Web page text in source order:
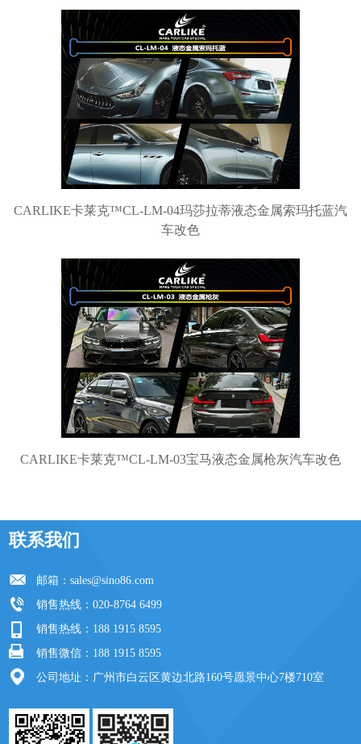
CARLIKE卡莱克™CL-LM-04玛莎拉蒂液态金属索玛托蓝汽
车改色
CARLIKE卡莱克™CL-LM-03宝马液态金属枪灰汽车改色
联系我们
邮箱：sales@sino86.com
销售热线：020-8764 6499
销售热线：188 1915 8595
销售微信：188 1915 8595
公司地址：广州市白云区黄边北路160号愿景中心7楼710室